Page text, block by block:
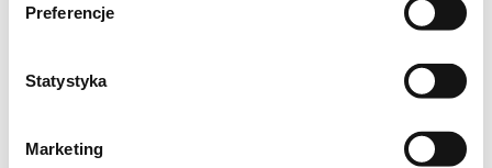
Preferencje
Statystyka
Marketing